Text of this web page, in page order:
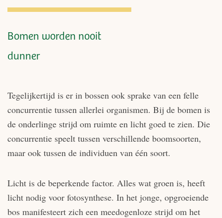
Bomen worden nooit
dunner
Tegelijkertijd is er in bossen ook sprake van een felle
concurrentie tussen allerlei organismen. Bij de bomen is
de onderlinge strijd om ruimte en licht goed te zien. Die
concurrentie speelt tussen verschillende boomsoorten,
maar ook tussen de individuen van één soort.
Licht is de beperkende factor. Alles wat groen is, heeft
licht nodig voor fotosynthese. In het jonge, opgroeiende
bos manifesteert zich een meedogenloze strijd om het